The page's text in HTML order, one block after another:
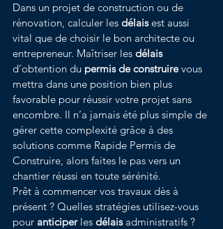
Dans un projet de construction ou de
rénovation, calculer les délais est aussi
vital que de choisir le bon architecte ou
entrepreneur. Maîtriser les délais
d’obtention du permis de construire vous
mettra dans une position bien plus
favorable pour réussir votre projet sans
encombre. Il n’a jamais été plus simple de
gérer cette complexité grâce à des
solutions comme Rapide Permis de
Construire, alors faites le pas vers un
chantier réussi en toute sérénité.
Prêt à commencer vos travaux dès à
présent ? Quelles stratégies utilisez-vous
pour anticiper les délais administratifs ?